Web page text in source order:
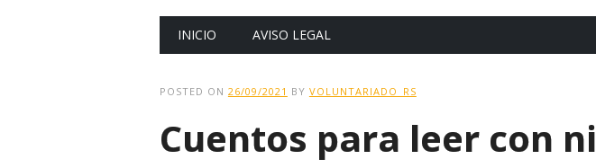
Main menu
INICIO AVISO LEGAL
POSTED ON 26/09/2021 BY VOLUNTARIADO_RS
Cuentos para leer con